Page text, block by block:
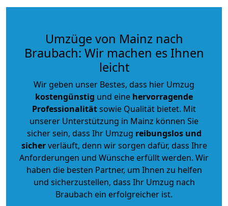
Umzüge von Mainz nach
Braubach: Wir machen es Ihnen
leicht
Wir geben unser Bestes, dass hier Umzug
kostengünstig und eine hervorragende
Professionalitätsowie Qualität bietet. Mit
unserer Unterstützung in Mainz können Sie
sicher sein, dass Ihr Umzug reibungslos und
sicherverläuft, denn wir sorgen dafür, dass Ihre
Anforderungen und Wünsche erfüllt werden. Wir
haben die besten Partner, um Ihnen zu helfen
und sicherzustellen, dass Ihr Umzug nach
Braubach ein erfolgreicher ist.